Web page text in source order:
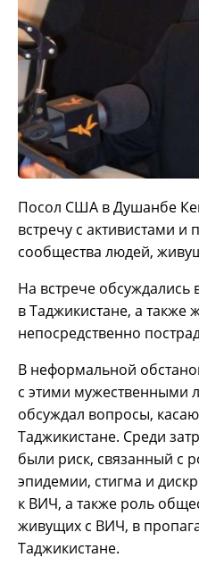
Посол США в Душанбе
встречу с активистами и
сообщества людей,
На встрече
в Таджикистане, а также
непосредственно
В неформальной
с этими мужественными
обсуждал вопросы,
Таджикистане. Среди
были риск, связанный с
эпидемии, стигма и
к ВИЧ, а также роль
живущих с ВИЧ, в
Таджикистане.